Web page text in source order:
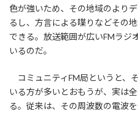
色が強いため、その地域のより
るし、方言による喋りなどその
できる。放送範囲が広いFMラジ
いるのだ。
コミュニティFM局というと、
いる方が多いとおもうが、実は
る。従来は、その周波数の電波